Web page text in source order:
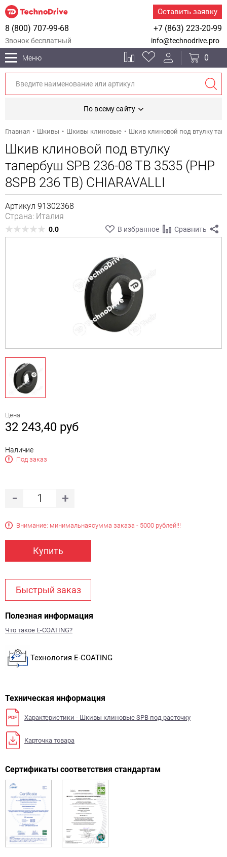
Оставить заявку
+7 (863) 223-20-99
8 (800) 707-99-68
Звонок бесплатный info@technodrive.pro
Меню 0
По всему сайту
Главная Шкивы Шкивы клиновые Шкив клиновой под втулку
Шкив клиновой под втулку
тапербуш SPB 236-08 TB 3535 (PHP
8SPB 236 TB) CHIARAVALLI
Артикул 91302368
Страна: Италия
0.0 В избранное Сравнить
Цена
32 243,40 руб
Наличие
Под заказ
Внимание: минимальнаясумма заказа - 5000 рублей!!!
Купить
Быстрый заказ
Полезная информация
Что такое E-COATING?
Технология E-COATING
Техническая информация
Характеристики - Шкивы клиновые SPB под расточку
Карточка товара
Сертификаты соответствия стандартам